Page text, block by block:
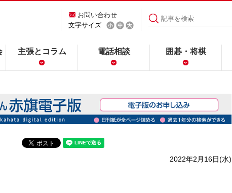
お問い合わせ
文字サイズ
主張とコラム 電話相談 囲碁・将棋
2022年2月16日(水)